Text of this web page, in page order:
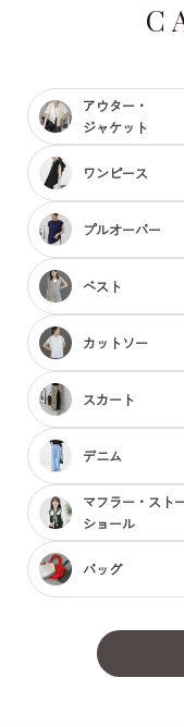
アウター・
ジャケット
ワンピース
プルオーバー
ベスト
カットソー
スカート
デニム
マフラー・スト
ショール
バッグ